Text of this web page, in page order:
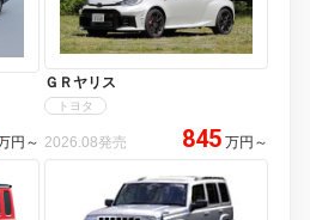
円 ～
ＧＲヤリス
トヨタ
2026.08発売 845 万円 ～